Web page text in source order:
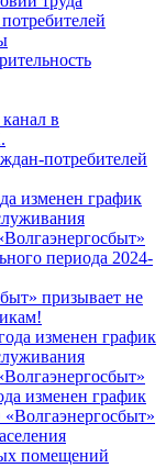
в
потребителей
изменен график
периода 2024-
призывает не
изменен график
изменен график
помещений